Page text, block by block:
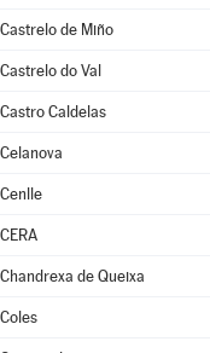
Castrelo de Miño
Castrelo do Val
Castro Caldelas
Celanova
Cenlle
CERA
Chandrexa de Queixa
Coles